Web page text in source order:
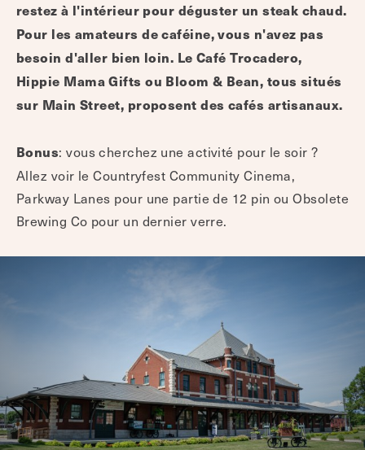
restez à l'intérieur pour déguster un steak chaud.
Pour les amateurs de caféine, vous n'avez pas
besoin d'aller bien loin. Le Café Trocadero,
Hippie Mama Gifts ou Bloom & Bean, tous situés
sur Main Street, proposent des cafés artisanaux.
Bonus: vous cherchez une activité pour le soir ?
Allez voir le Countryfest Community Cinema,
Parkway Lanes pour une partie de 12 pin ou Obsolete
Brewing Co pour un dernier verre.